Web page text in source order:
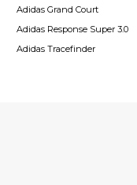
Adidas Grand Court
Adidas Response Super 3.0
Adidas Tracefinder